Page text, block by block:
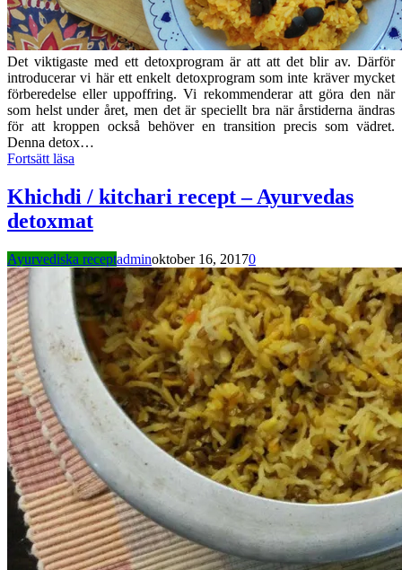
Det viktigaste med ett detoxprogram är att att det blir av. Därför
introducerar vi här ett enkelt detoxprogram som inte kräver mycket
förberedelse eller uppoffring. Vi rekommenderar att göra den när
som helst under året, men det är speciellt bra när årstiderna ändras
för att kroppen också behöver en transition precis som vädret.
Denna detox…
Fortsätt läsa
Khichdi / kitchari recept – Ayurvedas
detoxmat
Ayurvediska receptadminoktober 16, 20170